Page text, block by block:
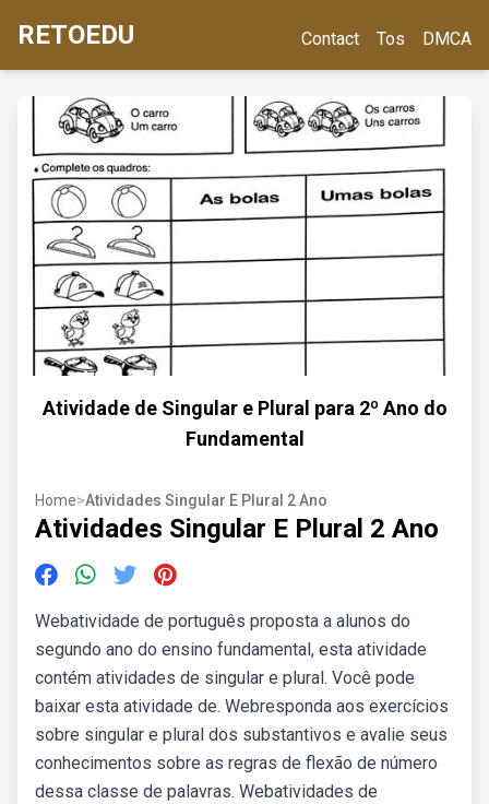
RETOEDU Contact Tos DMCA
Atividade de Singular e Plural para 2º Ano do
Fundamental
Home>Atividades Singular E Plural 2 Ano
Atividades Singular E Plural 2 Ano
Webatividade de português proposta a alunos do
segundo ano do ensino fundamental, esta atividade
contém atividades de singular e plural. Você pode
baixar esta atividade de. Webresponda aos exercícios
sobre singular e plural dos substantivos e avalie seus
conhecimentos sobre as regras de flexão de número
dessa classe de palavras. Webatividades de